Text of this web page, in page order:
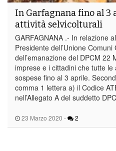
23 Marzo 2020 - 2
In Garfagnana fino al 3
attività selvicolturali
GARFAGNANA .- In relazione
Presidente dell’Unione
dell’emanazione del DPCM 22
imprese e i cittadini che tutte
sospese fino al 3 aprile.
comma 1 lettera a) il Codice
nell’Allegato A del suddetto